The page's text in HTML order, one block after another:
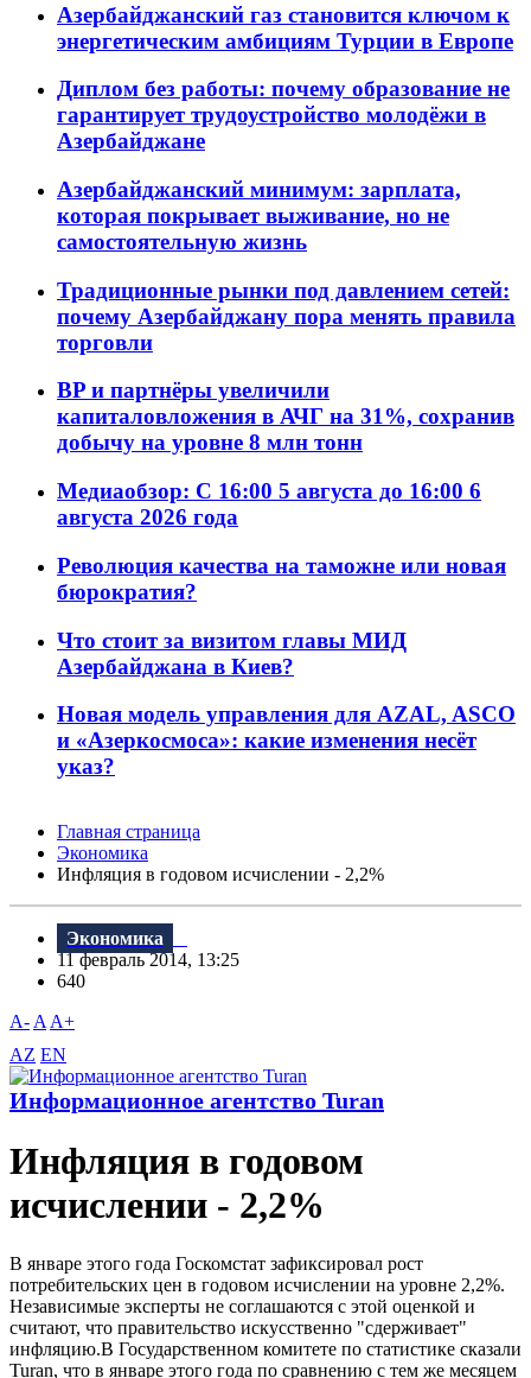
Азербайджанский газ становится ключом к
энергетическим амбициям Турции в Европе
Диплом без работы: почему образование не
гарантирует трудоустройство молодёжи в
Азербайджане
Азербайджанский минимум: зарплата,
которая покрывает выживание, но не
самостоятельную жизнь
Традиционные рынки под давлением сетей:
почему Азербайджану пора менять правила
торговли
BP и партнёры увеличили
капиталовложения в АЧГ на 31%, сохранив
добычу на уровне 8 млн тонн
Медиаобзор: С 16:00 5 августа до 16:00 6
августа 2026 года
Революция качества на таможне или новая
бюрократия?
Что стоит за визитом главы МИД
Азербайджана в Киев?
Новая модель управления для AZAL, ASCO
и «Азеркосмоса»: какие изменения несёт
указ?
Главная страница
Экономика
Инфляция в годовом исчислении - 2,2%
Экономика
11 февраль 2014, 13:25
640
A- A A+
AZ EN
Информационное агентство Turan
Инфляция в годовом
исчислении - 2,2%
В январе этого года Госкомстат зафиксировал рост
потребительских цен в годовом исчислении на уровне 2,2%.
Независимые эксперты не соглашаются с этой оценкой и
считают, что правительство искусственно "сдерживает"
инфляцию.В Государственном комитете по статистике сказали
Turan, что в январе этого года по сравнению с тем же месяцем